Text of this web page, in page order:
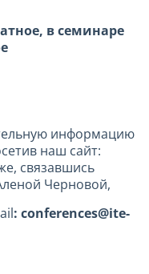
в семинаре
информацию
наш сайт:
связавшись
Черновой,
: conferences@ite-